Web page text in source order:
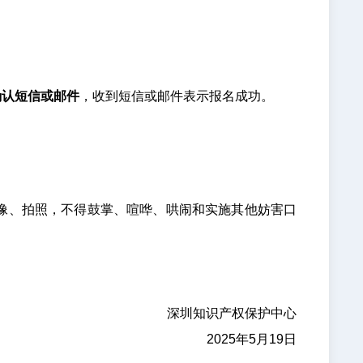
短信或邮件，收到短信或邮件表示报名成功。
拍照，不得鼓掌、喧哗、哄闹和实施其他妨害口
深圳知识产权保护中心
2025年5月19日